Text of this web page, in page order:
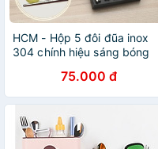
HCM - Hộp 5 đôi đũa inox
304 chính hiệu sáng bóng
75.000 đ